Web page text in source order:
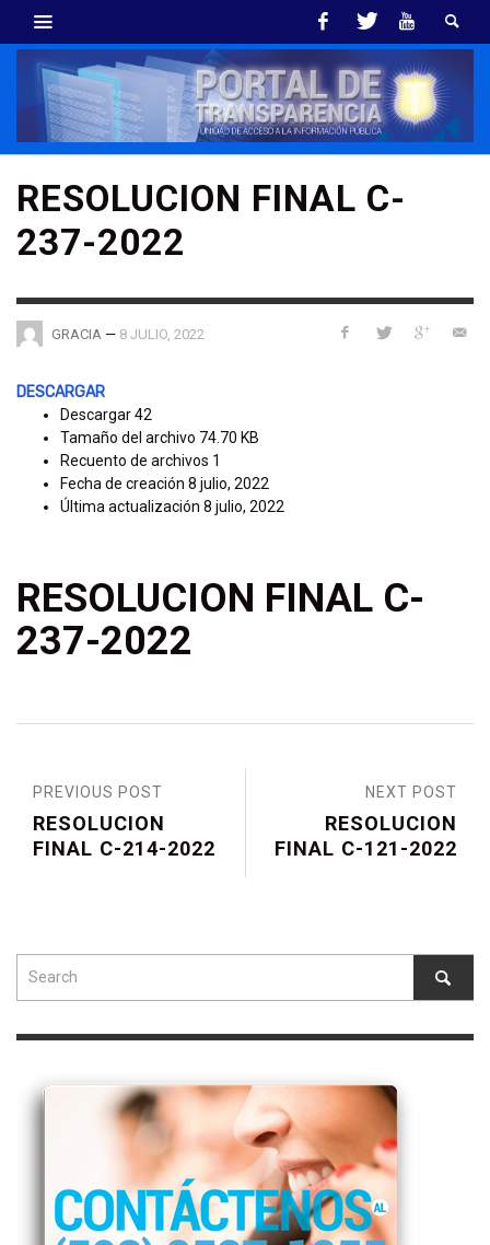
RESOLUCION FINAL C-
237-2022
GRACIA — 8 JULIO, 2022
DESCARGAR
Descargar42
Tamaño del archivo 74.70 KB
Recuento de archivos 1
Fecha de creación 8 julio, 2022
Última actualización 8 julio, 2022
RESOLUCION FINAL C-
237-2022
NEXT POST
RESOLUCION
FINAL C-121-2022
PREVIOUS POST
RESOLUCION
FINAL C-214-2022